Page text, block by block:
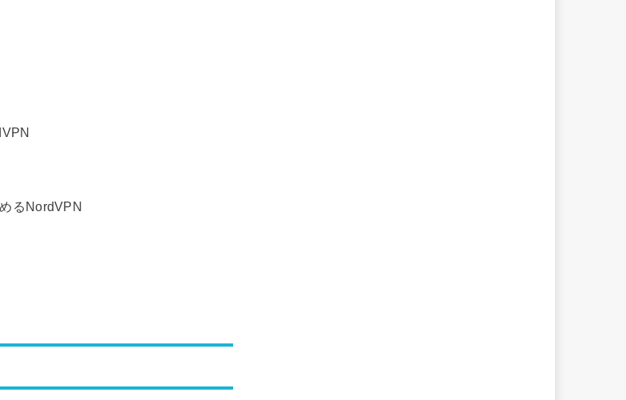
るNordVPN